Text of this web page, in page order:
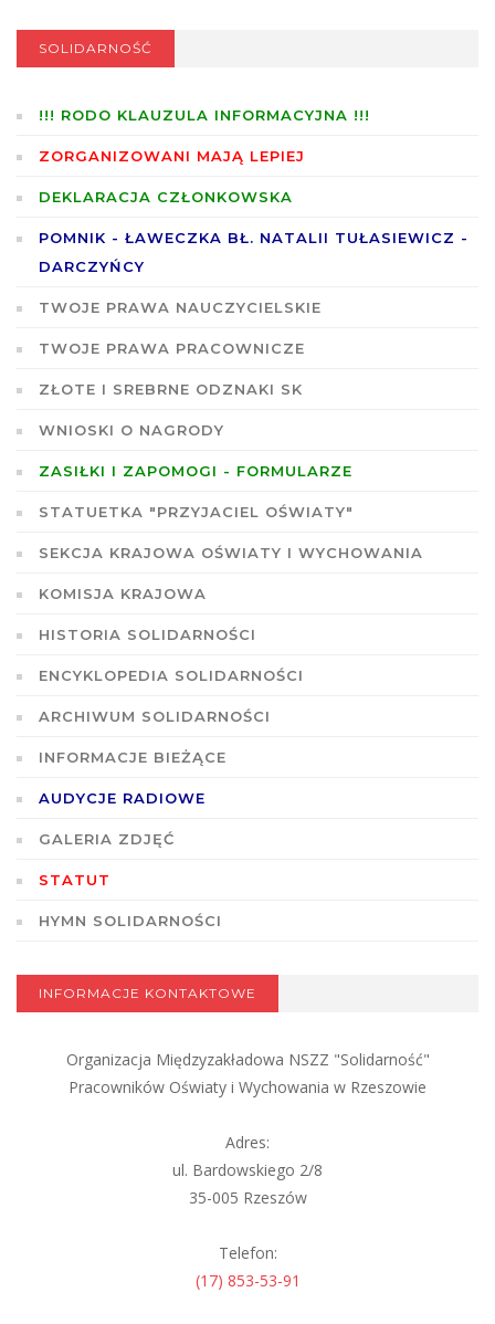
SOLIDARNOŚĆ
!!! RODO KLAUZULA INFORMACYJNA !!!
ZORGANIZOWANI MAJĄ LEPIEJ
DEKLARACJA CZŁONKOWSKA
POMNIK - ŁAWECZKA BŁ. NATALII TUŁASIEWICZ -
DARCZYŃCY
TWOJE PRAWA NAUCZYCIELSKIE
TWOJE PRAWA PRACOWNICZE
ZŁOTE I SREBRNE ODZNAKI SK
WNIOSKI O NAGRODY
ZASIŁKI I ZAPOMOGI - FORMULARZE
STATUETKA "PRZYJACIEL OŚWIATY"
SEKCJA KRAJOWA OŚWIATY I WYCHOWANIA
KOMISJA KRAJOWA
HISTORIA SOLIDARNOŚCI
ENCYKLOPEDIA SOLIDARNOŚCI
ARCHIWUM SOLIDARNOŚCI
INFORMACJE BIEŻĄCE
AUDYCJE RADIOWE
GALERIA ZDJĘĆ
STATUT
HYMN SOLIDARNOŚCI
INFORMACJE KONTAKTOWE
Organizacja Międzyzakładowa NSZZ "Solidarność"
Pracowników Oświaty i Wychowania w Rzeszowie
Adres:
ul. Bardowskiego 2/8
35-005 Rzeszów
Telefon:
(17) 853-53-91